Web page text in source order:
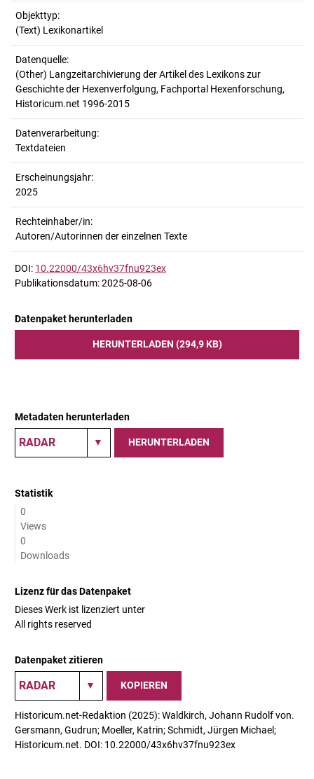
Objekttyp:
(Text) Lexikonartikel
Datenquelle:
(Other) Langzeitarchivierung der Artikel des Lexikons zur
Geschichte der Hexenverfolgung, Fachportal Hexenforschung,
Historicum.net 1996-2015
Datenverarbeitung:
Textdateien
Erscheinungsjahr:
2025
Rechteinhaber/in:
Autoren/Autorinnen der einzelnen Texte
DOI: 10.22000/43x6hv37fnu923ex
Publikationsdatum: 2025-08-06
Datenpaket herunterladen
HERUNTERLADEN (294,9 KB)
Metadaten herunterladen
HERUNTERLADEN
Statistik
0
Views
0
Downloads
Lizenz für das Datenpaket
Dieses Werk ist lizenziert unter
All rights reserved
Datenpaket zitieren
KOPIEREN
Historicum.net-Redaktion (2025): Waldkirch, Johann Rudolf von.
Gersmann, Gudrun; Moeller, Katrin; Schmidt, Jürgen Michael;
Historicum.net. DOI: 10.22000/43x6hv37fnu923ex